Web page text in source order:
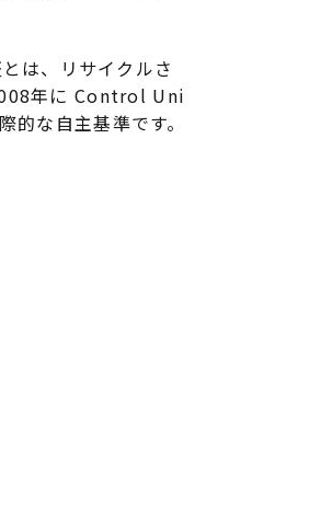
は、リサイクルさ
年に Control Uni
な自主基準です。